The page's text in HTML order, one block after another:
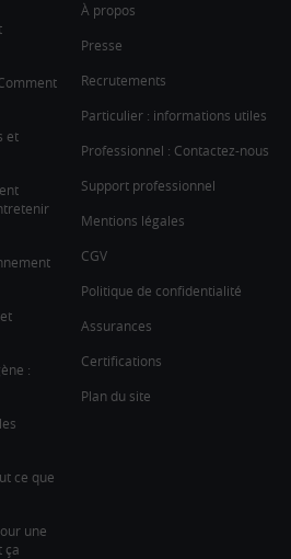
et
:
ce que
une
ça
À propos
Presse
Recrutements
Particulier : informations utiles
Professionnel : Contactez-nous
Support professionnel
Mentions légales
CGV
Politique de confidentialité
Assurances
Certifications
Plan du site